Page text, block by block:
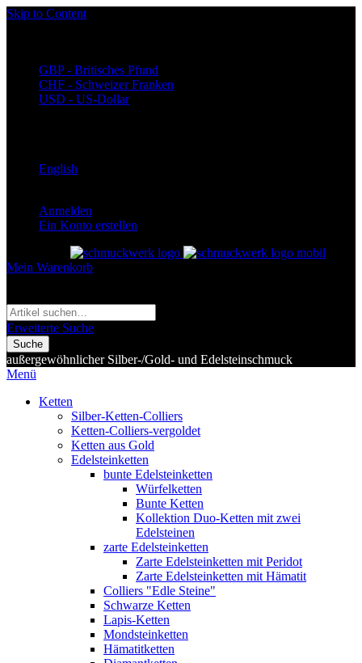
Skip to Content
GBP - Britisches Pfund
CHF - Schweizer Franken
USD - US-Dollar
English
Anmelden
Ein Konto erstellen
Mein Warenkorb
Erweiterte Suche
Suche
außergewöhnlicher Silber-/Gold- und Edelsteinschmuck
Menü
Ketten
Silber-Ketten-Colliers
Ketten-Colliers-vergoldet
Ketten aus Gold
Edelsteinketten
bunte Edelsteinketten
Würfelketten
Bunte Ketten
Kollektion Duo-Ketten mit zwei
Edelsteinen
zarte Edelsteinketten
Zarte Edelsteinketten mit Peridot
Zarte Edelsteinketten mit Hämatit
Colliers "Edle Steine"
Schwarze Ketten
Lapis-Ketten
Mondsteinketten
Hämatitketten